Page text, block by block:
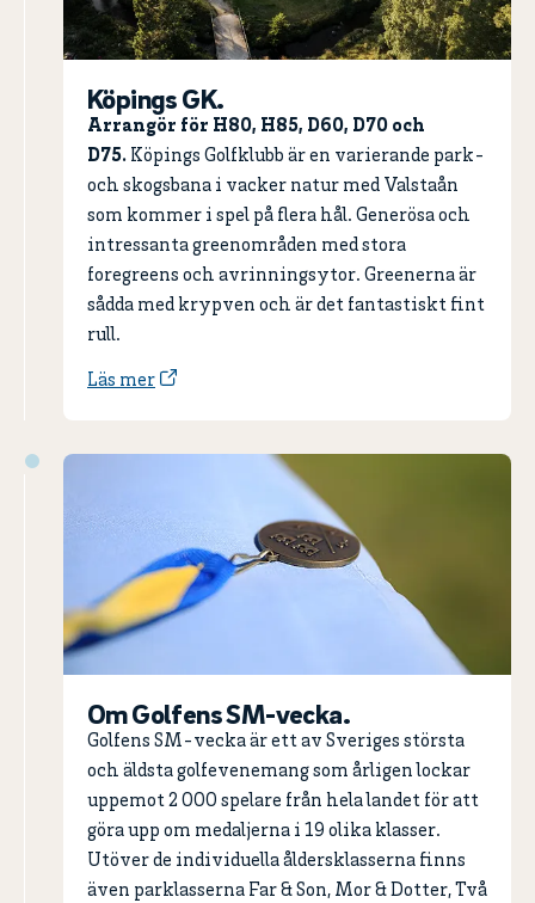
Köpings GK.
Arrangör för H80, H85, D60, D70 och
D75. Köpings Golfklubb är en varierande park-
och skogsbana i vacker natur med Valstaån
som kommer i spel på flera hål. Generösa och
intressanta greenområden med stora
foregreens och avrinningsytor. Greenerna är
sådda med krypven och är det fantastiskt fint
rull.
Läs mer
Om Golfens SM-vecka.
Golfens SM-vecka är ett av Sveriges största
och äldsta golfevenemang som årligen lockar
uppemot 2 000 spelare från hela landet för att
göra upp om medaljerna i 19 olika klasser.
Utöver de individuella åldersklasserna finns
även parklasserna Far & Son, Mor & Dotter, Två